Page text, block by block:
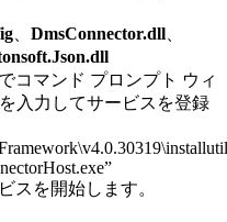
、 DmsConnector.dll、
コマンド プロンプト ウィ
入力してサービスを登録
スを開始します。